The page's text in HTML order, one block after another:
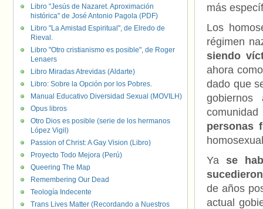
más
Los
régimen
siendo
ahora
dado que
personas
Yase
de años
actual
Libro "Jesús de Nazaret. Aproximación
histórica" de José Antonio Pagola (PDF)
Libro "La Amistad Espiritual", de Elredo de
Rieval.
Libro "Otro cristianismo es posible", de Roger
Lenaers
Libro Miradas Atrevidas (Aldarte)
Libro: Sobre la Opción por los Pobres.
Manual Educativo Diversidad Sexual (MOVILH)
Opus libros
Otro Dios es posible (serie de los hermanos
López Vigil)
Passion of Christ: A Gay Vision (Libro)
Proyecto Todo Mejora (Perú)
Queering The Map
Remembering Our Dead
Teología Indecente
Trans Lives Matter (Recordando a Nuestros